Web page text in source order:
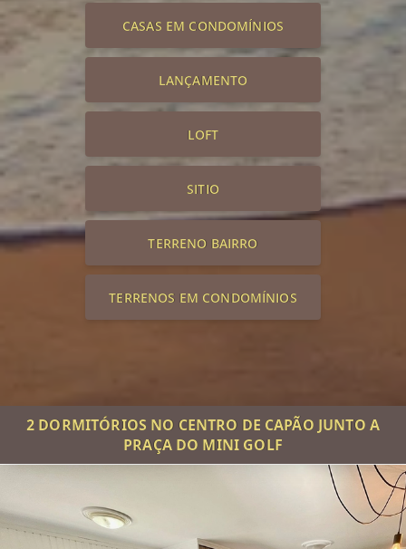
CASAS EM CONDOMÍNIOS
LANÇAMENTO
LOFT
SITIO
TERRENO BAIRRO
TERRENOS EM CONDOMÍNIOS
2 DORMITÓRIOS NO CENTRO DE CAPÃO JUNTO A
PRAÇA DO MINI GOLF